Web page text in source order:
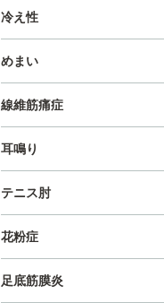
冷え性
めまい
線維筋痛症
耳鳴り
テニス肘
花粉症
足底筋膜炎